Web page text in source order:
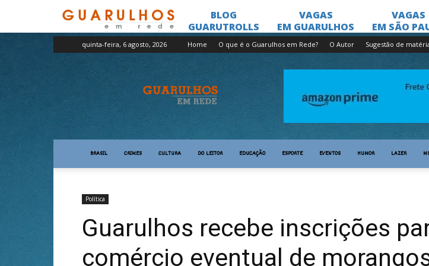
quinta-feira, 6 agosto, 2026 Home O que é o Guarulhos em Rede? O Autor Sugestão de
Guarulhos
em
Rede
BRASIL CRIMES CULTURA DO LEITOR EDUCAÇÃO ESPORTE EVENTOS HUMOR LAZER
Política
Guarulhos recebe inscrições
comércio eventual de